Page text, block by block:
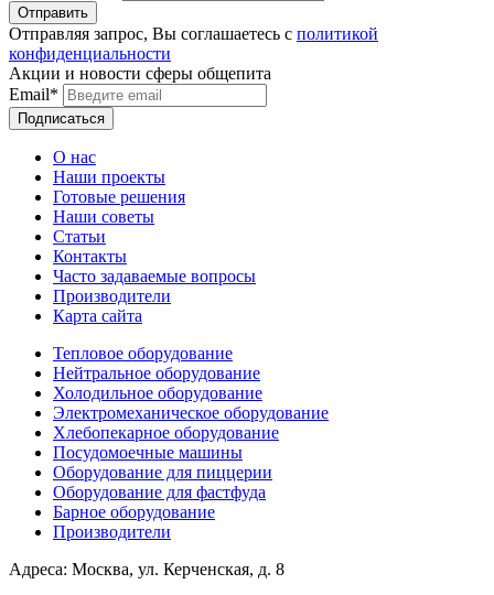
Отправляя запрос, Вы соглашаетесь с политикой
конфиденциальности
Акции и новости сферы общепита
Email*
О нас
Наши проекты
Готовые решения
Наши советы
Статьи
Контакты
Часто задаваемые вопросы
Производители
Карта сайта
Тепловое оборудование
Нейтральное оборудование
Холодильное оборудование
Электромеханическое оборудование
Хлебопекарное оборудование
Посудомоечные машины
Оборудование для пиццерии
Оборудование для фастфуда
Барное оборудование
Производители
Адреса: Москва, ул. Керченская, д. 8